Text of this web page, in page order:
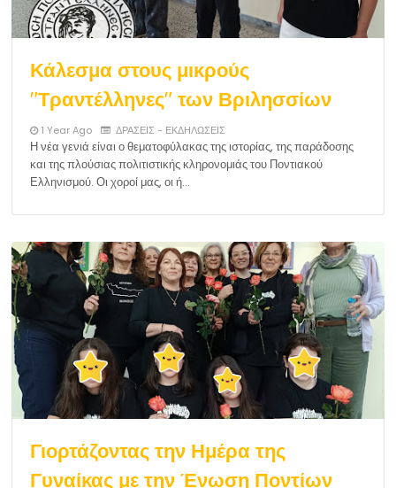
Κάλεσμα στους μικρούς
"Τραντέλληνες" των Βριλησσίων
1 Year Ago ΔΡΑΣΕΙΣ - ΕΚΔΗΛΩΣΕΙΣ
Η νέα γενιά είναι ο θεματοφύλακας της ιστορίας, της παράδοσης
και της πλούσιας πολιτιστικής κληρονομιάς του Ποντιακού
Ελληνισμού. Οι χοροί μας, οι ή…
Γιορτάζοντας την Ημέρα της
Γυναίκας με την Ένωση Ποντίων